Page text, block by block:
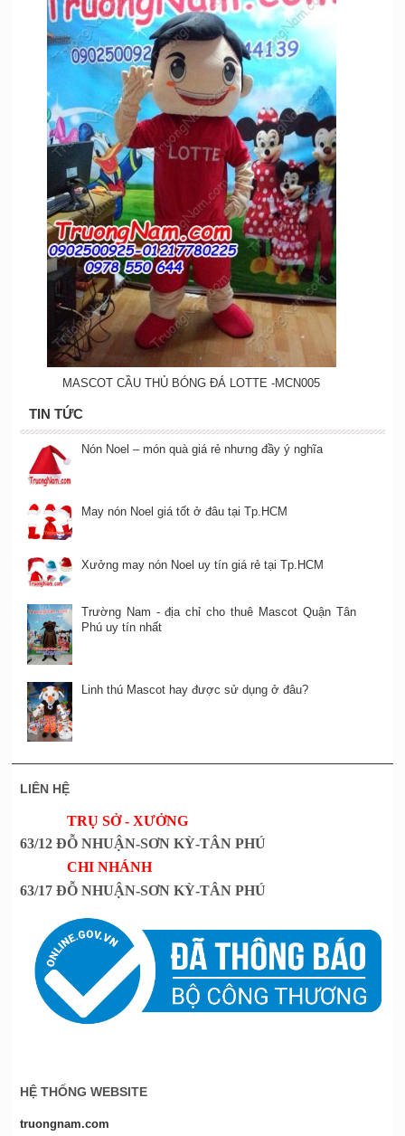
MASCOT CẦU THỦ BÓNG ĐÁ LOTTE -MCN005
TIN TỨC
Nón Noel – món quà giá rẻ nhưng đầy ý nghĩa
May nón Noel giá tốt ở đâu tại Tp.HCM
Xưởng may nón Noel uy tín giá rẻ tại Tp.HCM
Trường Nam - địa chỉ cho thuê Mascot Quận Tân
Phú uy tín nhất
Linh thú Mascot hay được sử dụng ở đâu?
LIÊN HỆ
TRỤ SỞ - XƯỞNG
63/12 ĐỖ NHUẬN-SƠN KỲ-TÂN PHÚ
CHI NHÁNH
63/17 ĐỖ NHUẬN-SƠN KỲ-TÂN PHÚ
HỆ THỐNG WEBSITE
truongnam.com